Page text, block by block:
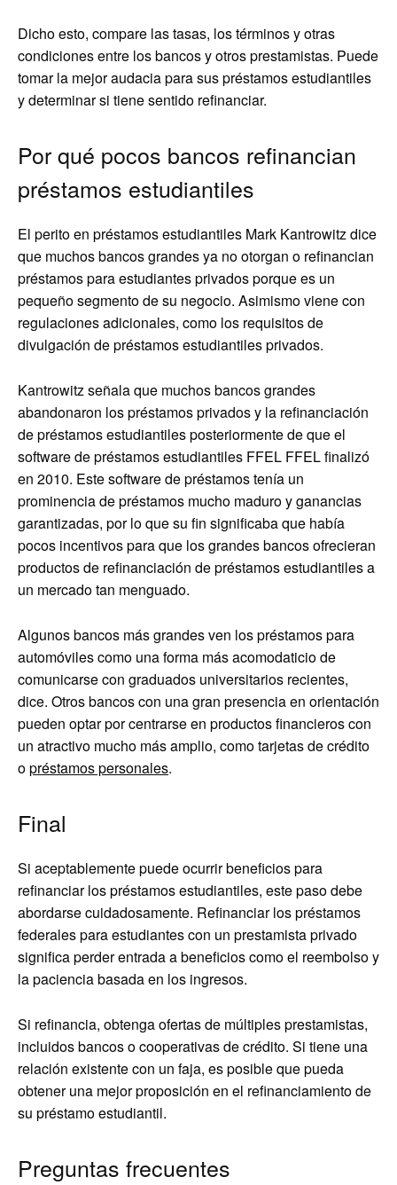
Dicho esto, compare las tasas, los términos y otras
condiciones entre los bancos y otros prestamistas. Puede
tomar la mejor audacia para sus préstamos estudiantiles
y determinar si tiene sentido refinanciar.
Por qué pocos bancos refinancian
préstamos estudiantiles
El perito en préstamos estudiantiles Mark Kantrowitz dice
que muchos bancos grandes ya no otorgan o refinancian
préstamos para estudiantes privados porque es un
pequeño segmento de su negocio. Asimismo viene con
regulaciones adicionales, como los requisitos de
divulgación de préstamos estudiantiles privados.
Kantrowitz señala que muchos bancos grandes
abandonaron los préstamos privados y la refinanciación
de préstamos estudiantiles posteriormente de que el
software de préstamos estudiantiles FFEL FFEL finalizó
en 2010. Este software de préstamos tenía un
prominencia de préstamos mucho maduro y ganancias
garantizadas, por lo que su fin significaba que había
pocos incentivos para que los grandes bancos ofrecieran
productos de refinanciación de préstamos estudiantiles a
un mercado tan menguado.
Algunos bancos más grandes ven los préstamos para
automóviles como una forma más acomodaticio de
comunicarse con graduados universitarios recientes,
dice. Otros bancos con una gran presencia en orientación
pueden optar por centrarse en productos financieros con
un atractivo mucho más amplio, como tarjetas de crédito
opréstamos personales.
Final
Si aceptablemente puede ocurrir beneficios para
refinanciar los préstamos estudiantiles, este paso debe
abordarse cuidadosamente. Refinanciar los préstamos
federales para estudiantes con un prestamista privado
significa perder entrada a beneficios como el reembolso y
la paciencia basada en los ingresos.
Si refinancia, obtenga ofertas de múltiples prestamistas,
incluidos bancos o cooperativas de crédito. Si tiene una
relación existente con un faja, es posible que pueda
obtener una mejor proposición en el refinanciamiento de
su préstamo estudiantil.
Preguntas frecuentes